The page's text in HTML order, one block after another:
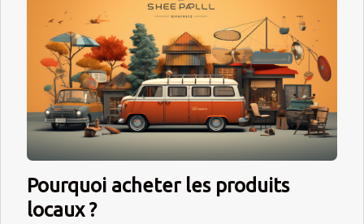
Pourquoi acheter les produits
locaux ?